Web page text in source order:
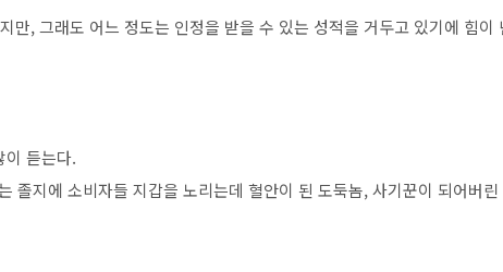
만, 그래도 어느 정도는 인정을 받을 수 있는 성적을 거두고 있기에 힘이
이 듣는다.
졸지에 소비자들 지갑을 노리는데 혈안이 된 도둑놈, 사기꾼이 되어버린